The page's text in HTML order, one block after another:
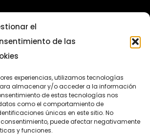
el
de las
experiencias, utilizamos tecnologías
almacenar y/o acceder a la información
de estas tecnologías nos
como el comportamiento de
únicas en este sitio. No
consentimiento, puede afectar negativamente
y funciones.
el fomento de la
el ámbito de la